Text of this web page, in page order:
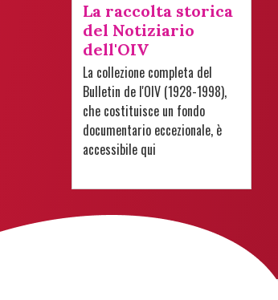
La raccolta storica
del Notiziario
dell'OIV
La collezione completa del
Bulletin de l'OIV (1928-1998),
che costituisce un fondo
documentario eccezionale, è
accessibile qui